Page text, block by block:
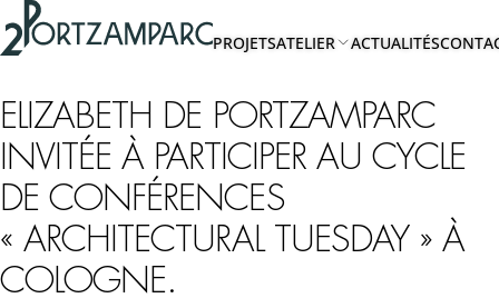
Accéder à l'en-tête
Accéder au contenu principal
Accéder au pied de page
2portzamparc
PROJETSATELIER
PROPOS
EQUIPE
ACTUALITÉS
ELIZABETH DE PORTZAMPARC
INVITÉE À PARTICIPER AU CYCLE
DE CONFÉRENCES
« ARCHITECTURAL TUESDAY » À
COLOGNE.